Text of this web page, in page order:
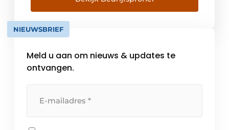
tuinbouwmachines. Toen grootvader
Thomas in 1931 begon als boerensmid, had
hij […]
NIEUWSBRIEF
Meld u aan om nieuws & updates te
ontvangen.